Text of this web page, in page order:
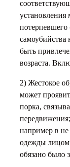
установления
потерпевшего
самоубийства
быть
возраста.
2) Жестокое
может
порка,
например в
одежды
обязано было